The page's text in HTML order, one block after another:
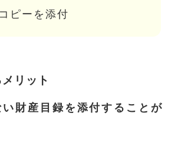
ピーを添付
リット
財産目録を添付することが